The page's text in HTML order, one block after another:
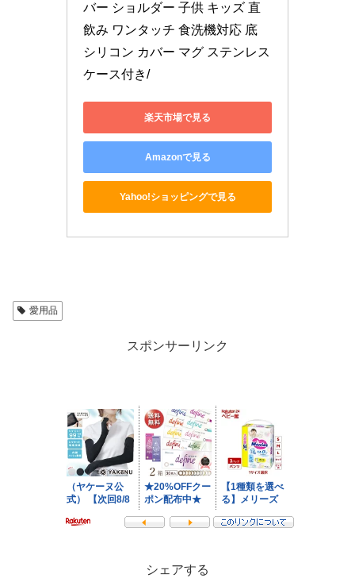
バー ショルダー 子供 キッズ 直
飲み ワンタッチ 食洗機対応 底
シリコン カバー マグ ステンレス
ケース付き/
楽天市場で見る
Amazonで見る
Yahoo!ショッピングで見る
愛用品
スポンサーリンク
シェアする